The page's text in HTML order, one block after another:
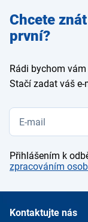
Zadejte
e-mail
Chcete
první?
Rádi bychom
Stačí zadat váš e-
Přihlášením k
zpracováním
Kontaktujte nás